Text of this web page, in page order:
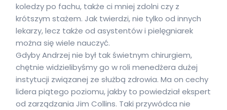
koledzy po fachu, także ci mniej zdolni czy z
krótszym stażem. Jak twierdzi, nie tylko od innych
lekarzy, lecz także od asystentów i pielęgniarek
można się wiele nauczyć.
Gdyby Andrzej nie był tak świetnym chirurgiem,
chętnie widzielibyśmy go w roli menedżera dużej
instytucji związanej ze służbą zdrowia. Ma on cechy
lidera piątego poziomu, jakby to powiedział ekspert
od zarządzania Jim Collins. Taki przywódca nie